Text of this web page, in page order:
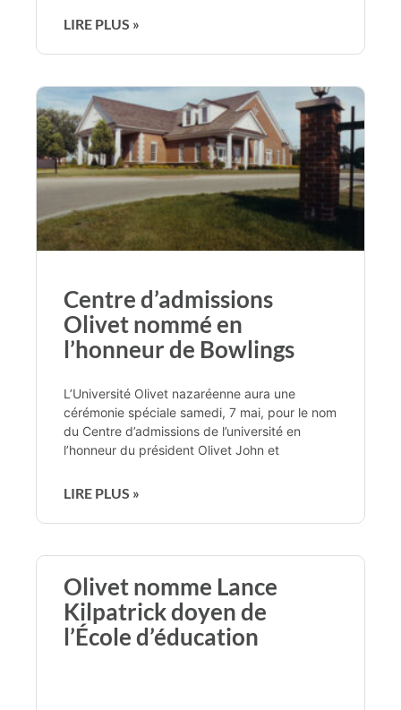
LIRE PLUS »
Centre d’admissions
Olivet nommé en
l’honneur de Bowlings
L’Université Olivet nazaréenne aura une
cérémonie spéciale samedi, 7 mai, pour le nom
du Centre d’admissions de l’université en
l’honneur du président Olivet John et
LIRE PLUS »
Olivet nomme Lance
Kilpatrick doyen de
l’École d’éducation